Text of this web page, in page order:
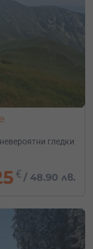
гледки
€ /48.90 лв.